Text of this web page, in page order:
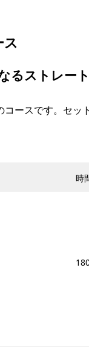
るストレー
コースです。セ
時